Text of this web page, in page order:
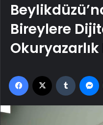
Bireylere
Facebook Tumblr